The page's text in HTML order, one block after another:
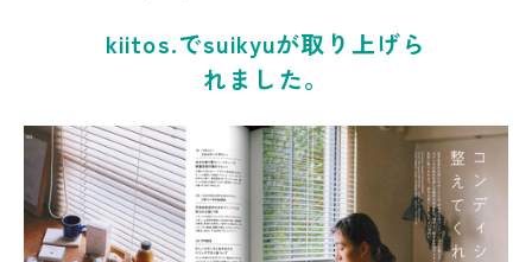
kiitos.でsuikyuが取り上げら
れました。